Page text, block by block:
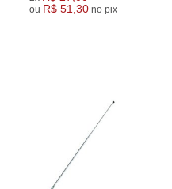
ou R$ 51,30 no pix